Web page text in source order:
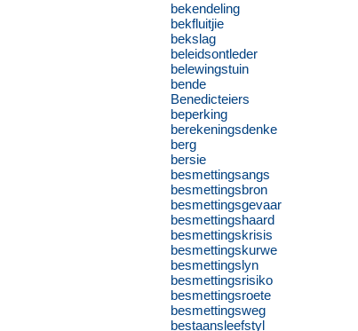
bekendeling
bekfluitjie
bekslag
beleidsontleder
belewingstuin
bende
Benedicteiers
beperking
berekeningsdenke
berg
bersie
besmettingsangs
besmettingsbron
besmettingsgevaar
besmettingshaard
besmettingskrisis
besmettingskurwe
besmettingslyn
besmettingsrisiko
besmettingsroete
besmettingsweg
bestaansleefstyl